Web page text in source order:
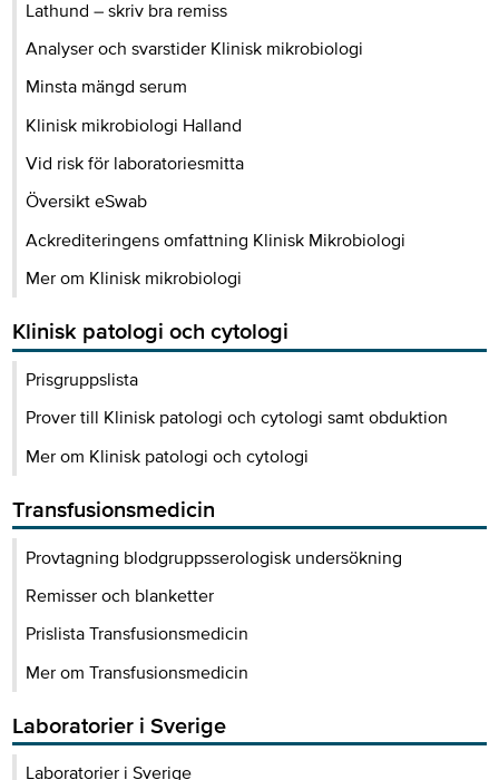
Lathund – skriv bra remiss
Analyser och svarstider Klinisk mikrobiologi
Minsta mängd serum
Klinisk mikrobiologi Halland
Vid risk för laboratoriesmitta
Översikt eSwab
Ackrediteringens omfattning Klinisk Mikrobiologi
Mer om Klinisk mikrobiologi
Klinisk patologi och cytologi
Prisgruppslista
Prover till Klinisk patologi och cytologi samt obduktion
Mer om Klinisk patologi och cytologi
Transfusionsmedicin
Provtagning blodgruppsserologisk undersökning
Remisser och blanketter
Prislista Transfusionsmedicin
Mer om Transfusionsmedicin
Laboratorier i Sverige
Laboratorier i Sverige